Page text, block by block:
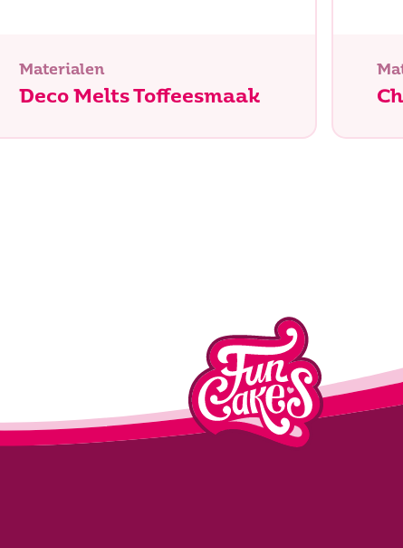
Materialen
Deco Melts Toffeesmaak